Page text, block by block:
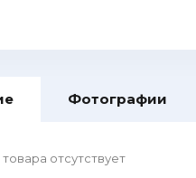
Фотографии
отсутствует